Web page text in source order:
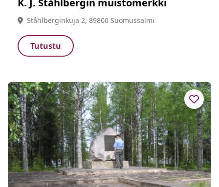
K. J. Ståhlbergin muistomerkki
Ståhlberginkuja 2, 89800 Suomussalmi
Tutustu